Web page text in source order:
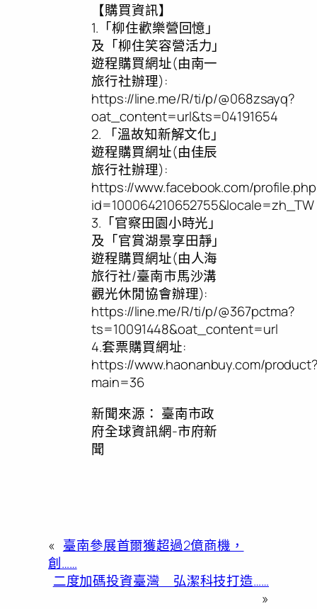
【購買資訊】
1.「柳住歡樂營回憶」
及「柳住笑容營活力」
遊程購買網址(由南一
旅行社辦理):
https://line.me/R/ti/p/@068zsayq?
oat_content=url&ts=04191654
2. 「溫故知新解文化」
遊程購買網址(由佳辰
旅行社辦理):
https://www.facebook.com/
id=100064210652755&locale=zh_TW
3.「官察田園小時光」
及「官賞湖景享田靜」
遊程購買網址(由人海
旅行社/臺南市馬沙溝
觀光休閒協會辦理):
https://line.me/R/ti/p/@367pctma?
ts=10091448&oat_content=url
4.套票購買網址:
https://www.haonanbuy.com/
main=36
新聞來源： 臺南市政
府全球資訊網-市府新
聞
« 臺南參展首爾獲超過2億商機，
創……
二度加碼投資臺灣 弘潔科技打造……
»